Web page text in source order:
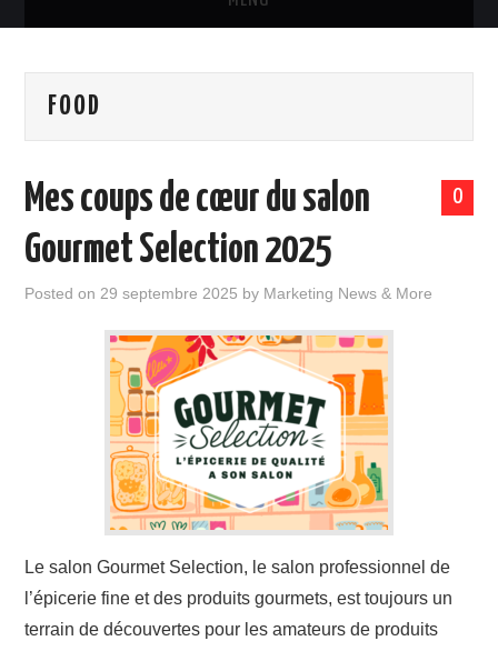
DISTRIBUTION
A PROPOS
FOOD
0
Mes coups de cœur du salon
Gourmet Selection 2025
Posted on 29 septembre 2025 by Marketing News & More
Le salon Gourmet Selection, le salon professionnel de
l’épicerie fine et des produits gourmets, est toujours un
terrain de découvertes pour les amateurs de produits